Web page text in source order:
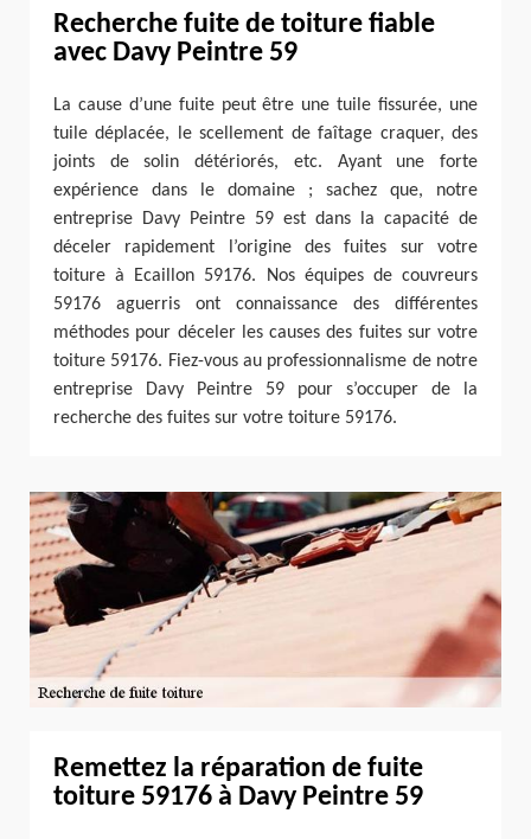
Recherche fuite de toiture fiable
avec Davy Peintre 59
La cause d’une fuite peut être une tuile fissurée, une
tuile déplacée, le scellement de faîtage craquer, des
joints de solin détériorés, etc. Ayant une forte
expérience dans le domaine ; sachez que, notre
entreprise Davy Peintre 59 est dans la capacité de
déceler rapidement l’origine des fuites sur votre
toiture à Ecaillon 59176. Nos équipes de couvreurs
59176 aguerris ont connaissance des différentes
méthodes pour déceler les causes des fuites sur votre
toiture 59176. Fiez-vous au professionnalisme de notre
entreprise Davy Peintre 59 pour s’occuper de la
recherche des fuites sur votre toiture 59176.
Remettez la réparation de fuite
toiture 59176 à Davy Peintre 59